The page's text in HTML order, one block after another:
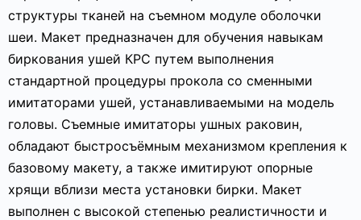
структуры тканей на съемном модуле оболочки
шеи. Макет предназначен для обучения навыкам
биркования ушей КРС путем выполнения
стандартной процедуры прокола со сменными
имитаторами ушей, устанавливаемыми на модель
головы. Съемные имитаторы ушных раковин,
обладают быстросъёмным механизмом крепления к
базовому макету, а также имитируют опорные
хрящи вблизи места установки бирки. Макет
выполнен с высокой степенью реалистичности и